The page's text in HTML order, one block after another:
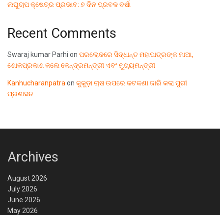
ଲଘୁଚାପ କ୍ଷେତ୍ର ପ୍ରଭାବ: ୭ ଦିନ ପ୍ରବଳ ବର୍ଷା
Recent Comments
Swaraj kumar Parhi on ପରଲୋକରେ ସିଦ୍ଧାନ୍ତ ମହାପାତ୍ରଙ୍କ ମାଆ,
ଶୋକପ୍ରକାଶ କଲେ କେନ୍ଦ୍ରମନ୍ତ୍ରୀ ଏବଂ ମୁଖ୍ୟମନ୍ତ୍ରୀ
Kanhucharanpatra on କୁକୁଡ଼ା ଚାଷ ଉପରେ କଟକଣା ଜାରି କଲା ପୁରୀ
ପ୍ରଶାସନ
Archives
August 2026
July 2026
June 2026
May 2026